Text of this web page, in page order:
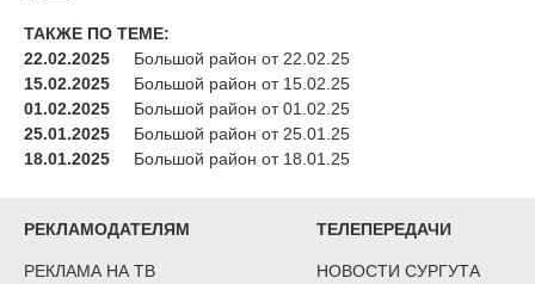
ТАКЖЕ ПО ТЕМЕ:
22.02.2025
Большой район от 22.02.25
15.02.2025
Большой район от 15.02.25
01.02.2025
Большой район от 01.02.25
25.01.2025
Большой район от 25.01.25
18.01.2025
Большой район от 18.01.25
РЕКЛАМОДАТЕЛЯМ
РЕКЛАМА НА ТВ
ТЕЛЕПЕРЕДАЧИ
НОВОСТИ СУРГУТА